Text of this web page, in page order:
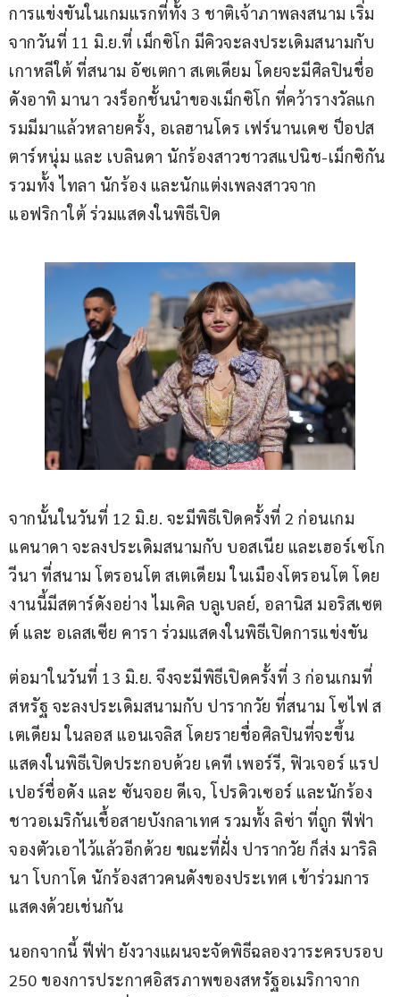
การแข่งขันในเกมแรกที่ทั้ง 3 ชาติเจ้าภาพลงสนาม เริ่ม
จากวันที่ 11 มิ.ย.ที่ เม็กซิโก มีคิวจะลงประเดิมสนามกับ
เกาหลีใต้ ที่สนาม อัซเตกา สเตเดียม โดยจะมีศิลปินชื่อ
ดังอาทิ มานา วงร็อกชั้นนำของเม็กซิโก ที่คว้ารางวัลแก
รมมีมาแล้วหลายครั้ง, อเลฮานโดร เฟร์นานเดซ ป็อปส
ตาร์หนุ่ม และ เบลินดา นักร้องสาวชาวสแปนิช-เม็กซิกัน
รวมทั้ง ไทลา นักร้อง และนักแต่งเพลงสาวจาก
แอฟริกาใต้ ร่วมแสดงในพิธีเปิด
จากนั้นในวันที่ 12 มิ.ย. จะมีพิธีเปิดครั้งที่ 2 ก่อนเกม
แคนาดา จะลงประเดิมสนามกับ บอสเนีย และเฮอร์เซโก
วีนา ที่สนาม โตรอนโต สเตเดียม ในเมืองโตรอนโต โดย
งานนี้มีสตาร์ดังอย่าง ไมเคิล บลูเบลย์, อลานิส มอริสเซต
ต์ และ อเลสเซีย คารา ร่วมแสดงในพิธีเปิดการแข่งขัน
ต่อมาในวันที่ 13 มิ.ย. จึงจะมีพิธีเปิดครั้งที่ 3 ก่อนเกมที่
สหรัฐ จะลงประเดิมสนามกับ ปารากวัย ที่สนาม โซไฟ ส
เตเดียม ในลอส แอนเจลิส โดยรายชื่อศิลปินที่จะขึ้น
แสดงในพิธีเปิดประกอบด้วย เคที เพอร์รี, ฟิวเจอร์ แรป
เปอร์ชื่อดัง และ ซันจอย ดีเจ, โปรดิวเซอร์ และนักร้อง
ชาวอเมริกันเชื้อสายบังกลาเทศ รวมทั้ง ลิซ่า ที่ถูก ฟีฟ่า
จองตัวเอาไว้แล้วอีกด้วย ขณะที่ฝั่ง ปารากวัย ก็ส่ง มาริลิ
นา โบกาโด นักร้องสาวคนดังของประเทศ เข้าร่วมการ
แสดงด้วยเช่นกัน
นอกจากนี้ ฟีฟ่า ยังวางแผนจะจัดพิธีฉลองวาระครบรอบ
250 ของการประกาศอิสรภาพของสหรัฐอเมริกาจาก